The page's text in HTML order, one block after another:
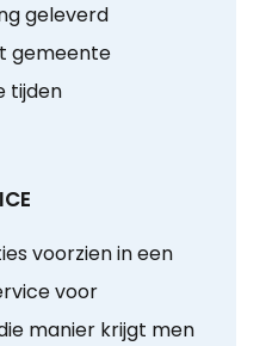
geleverd
gemeente
tijden
voorzien in een
voor
manier krijgt men